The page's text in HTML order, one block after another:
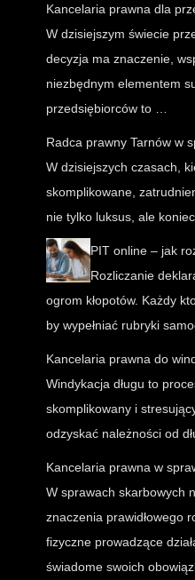
Kancelaria prawna dla
W dzisiejszym świecie
decyzja ma znaczenie,
niezbędnym elementem
przedsiębiorców to …
Radca prawny Tarnów w
W dzisiejszych czasach,
skomplikowane,
nie tylko luksus, ale
PIT online – jak
Rozliczanie
ogrom kłopotów. Każdy
by wypełniać rubryki
Kancelaria prawna do
Windykacja długu to
skomplikowany i
odzyskać należności od
Kancelaria prawna w
W sprawach skarbowych
znaczenia prawidłowego
fizyczne prowadzące
świadome swoich